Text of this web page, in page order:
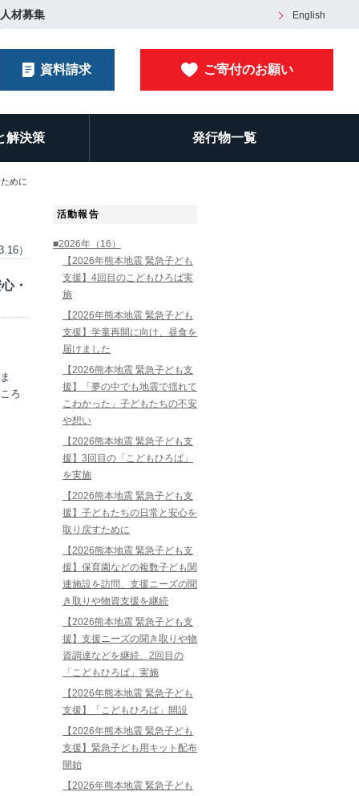
人材募集 English
資料請求 ご寄付のお願い
解決策 発行物一覧
めに
）
・
ろ
活動報告
■2026年（16）
【2026年熊本地震 緊急子ども
支援】4回目のこどもひろば実
施
【2026年熊本地震 緊急子ども
支援】学童再開に向け、昼食を
届けました
【2026熊本地震 緊急子ども支
援】「夢の中でも地震で揺れて
こわかった」子どもたちの不安
や想い
【2026熊本地震 緊急子ども支
援】3回目の「こどもひろば」
を実施
【2026熊本地震 緊急子ども支
援】子どもたちの日常と安心を
取り戻すために
【2026熊本地震 緊急子ども支
援】保育園などの複数子ども関
連施設を訪問、支援ニーズの聞
き取りや物資支援を継続
【2026熊本地震 緊急子ども支
援】支援ニーズの聞き取りや物
資調達などを継続、2回目の
「こどもひろば」実施
【2026年熊本地震 緊急子ども
支援】「こどもひろば」開設
【2026年熊本地震 緊急子ども
支援】緊急子ども用キット配布
開始
【2026年熊本地震 緊急子ども